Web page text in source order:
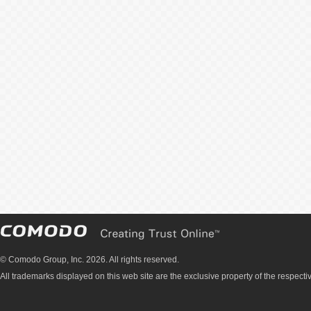
© Comodo Group, Inc. 2026. All rights reserved.
All trademarks displayed on this web site are the exclusive property of the